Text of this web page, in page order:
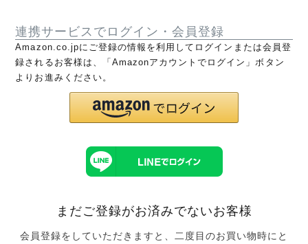
連携サービスでログイン・会員登録
Amazon.co.jpにご登録の情報を利用してログインまたは会員登
録されるお客様は、「Amazonアカウントでログイン」ボタン
よりお進みください。
まだご登録がお済みでないお客様
会員登録をしていただきますと、二度目のお買い物時にと